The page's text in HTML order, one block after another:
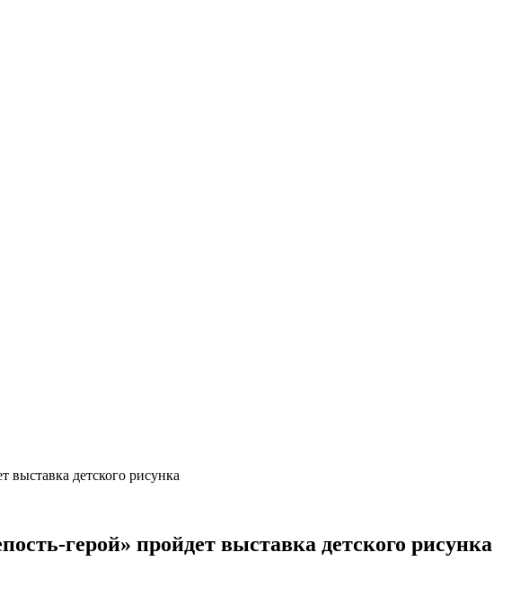
выставка детского рисунка
герой» пройдет выставка детского рисунка